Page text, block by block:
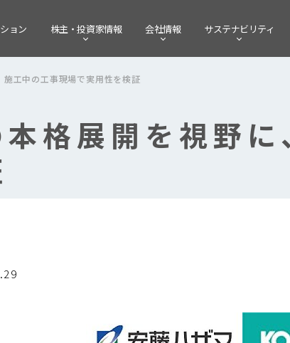
ョン 株主・投資家情報 会社情報 サステナビリティ
工中の工事現場で実用性を検証
格展開を視野